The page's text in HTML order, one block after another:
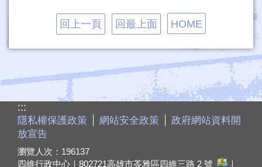
回上一頁 回最上面 HOME
:::
隱私權保護政策 網站安全政策
政府網站資料開
放宣告
瀏覽人次： 196137
四維行政中心｜802721高雄市苓雅區四維三路 2 號 ｜